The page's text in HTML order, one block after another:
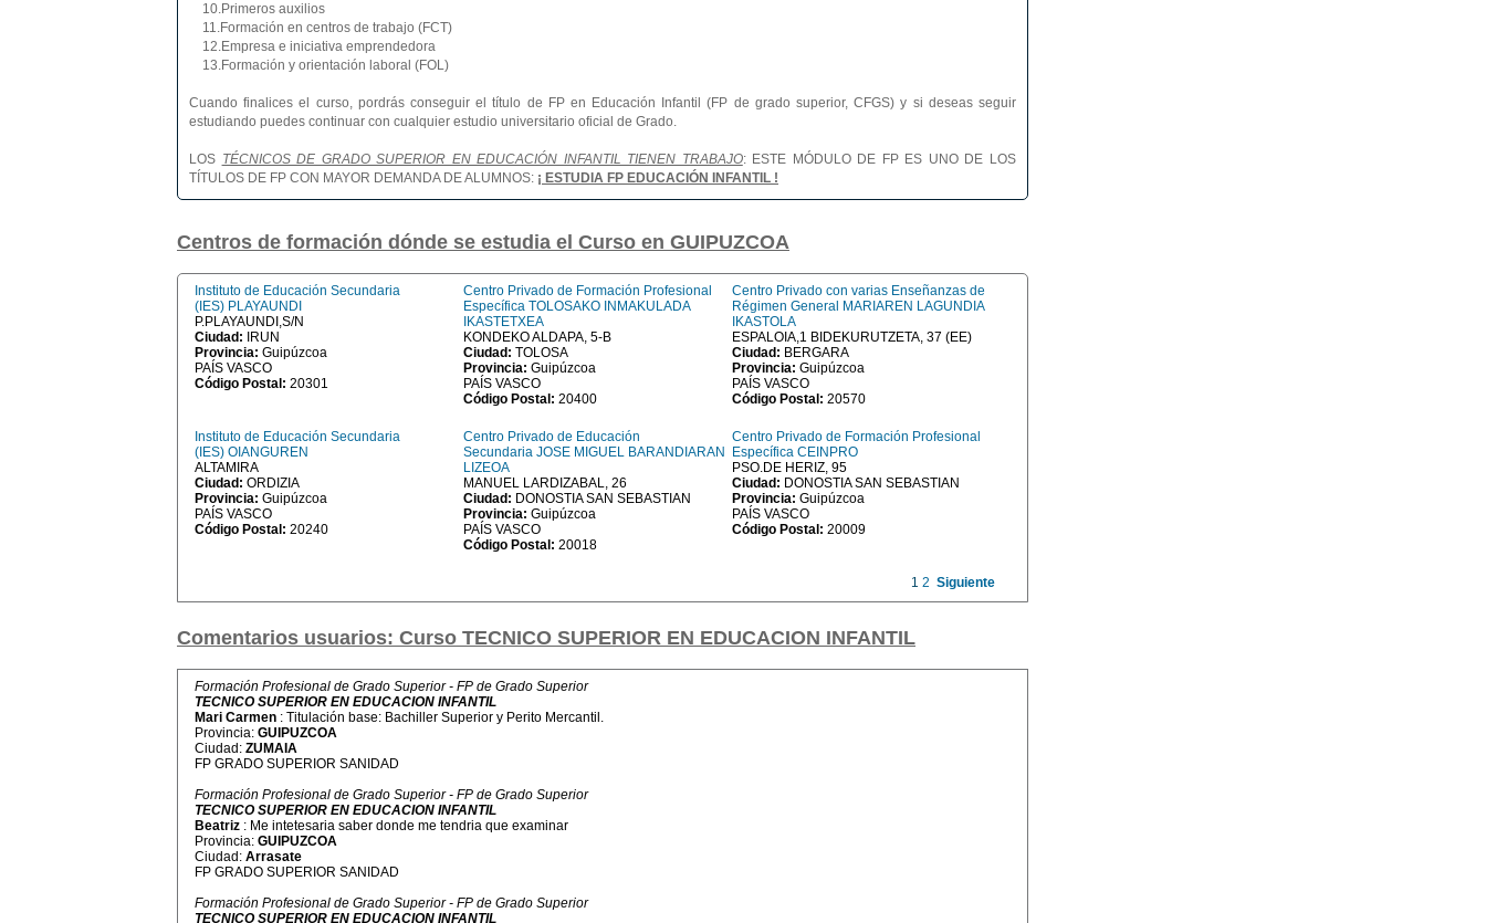
10.Primeros auxilios
11.Formación en centros de trabajo (FCT)
12.Empresa e iniciativa emprendedora
13.Formación y orientación laboral (FOL)
Cuando finalices el curso, pordrás conseguir el título de FP en Educación Infantil (FP de grado superior, CFGS) y si deseas seguir
estudiando puedes continuar con cualquier estudio universitario oficial de Grado.
LOS TÉCNICOS DE GRADO SUPERIOR EN EDUCACIÓN INFANTIL TIENEN TRABAJO: ESTE MÓDULO DE FP ES UNO DE LOS
TÍTULOS DE FP CON MAYOR DEMANDA DE ALUMNOS: ¡ ESTUDIA FP EDUCACIÓN INFANTIL !
Centros de formación dónde se estudia el Curso en GUIPUZCOA
Instituto de Educación Secundaria
(IES) PLAYAUNDI
P.PLAYAUNDI,S/N
Ciudad:
IRUN
Provincia: Guipúzcoa
PAÍS VASCO
Código Postal: 20301
Centro Privado de Formación Profesional
Específica TOLOSAKO INMAKULADA
IKASTETXEA
KONDEKO ALDAPA, 5-B
Ciudad: TOLOSA
Provincia: Guipúzcoa
PAÍS VASCO
Código Postal: 20400
Centro Privado con varias Enseñanzas de
Régimen General MARIAREN LAGUNDIA
IKASTOLA
ESPALOIA,1 BIDEKURUTZETA, 37 (EE)
Ciudad: BERGARA
Provincia: Guipúzcoa
PAÍS VASCO
Código Postal: 20570
Instituto de Educación Secundaria
(IES) OIANGUREN
ALTAMIRA
Ciudad: ORDIZIA
Provincia: Guipúzcoa
PAÍS VASCO
Código Postal: 20240
Centro Privado de Educación
Secundaria JOSE MIGUEL BARANDIARAN
LIZEOA
MANUEL LARDIZABAL, 26
Ciudad: DONOSTIA SAN SEBASTIAN
Provincia: Guipúzcoa
PAÍS VASCO
Código Postal: 20018
Centro Privado de Formación Profesional
Específica CEINPRO
PSO.DE HERIZ, 95
Ciudad: DONOSTIA SAN SEBASTIAN
Provincia: Guipúzcoa
PAÍS VASCO
Código Postal: 20009
12 Siguiente
Comentarios usuarios: Curso TECNICO SUPERIOR EN EDUCACION INFANTIL
Formación Profesional de Grado Superior - FP de Grado Superior
TECNICO SUPERIOR EN EDUCACION INFANTIL
Mari Carmen : Titulación base: Bachiller Superior y Perito Mercantil.
Provincia: GUIPUZCOA
Ciudad: ZUMAIA
FP GRADO SUPERIOR SANIDAD
Formación Profesional de Grado Superior - FP de Grado Superior
TECNICO SUPERIOR EN EDUCACION INFANTIL
Beatriz : Me intetesaria saber donde me tendria que examinar
Provincia: GUIPUZCOA
Ciudad: Arrasate
FP GRADO SUPERIOR SANIDAD
Formación Profesional de Grado Superior - FP de Grado Superior
TECNICO SUPERIOR EN EDUCACION INFANTIL